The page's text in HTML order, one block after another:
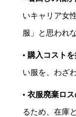
いキャリア女
服」と思われ
• 購入コスト
い服を、わざ
• 衣服廃棄ロ
るため、在庫